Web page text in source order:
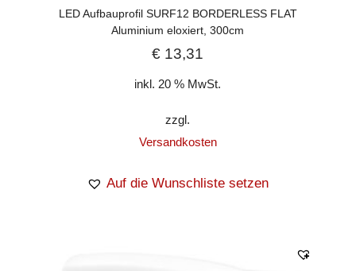
LED Aufbauprofil SURF12 BORDERLESS FLAT
Aluminium eloxiert, 300cm
€ 13,31
inkl. 20 % MwSt.
zzgl.
Versandkosten
Auf die Wunschliste setzen